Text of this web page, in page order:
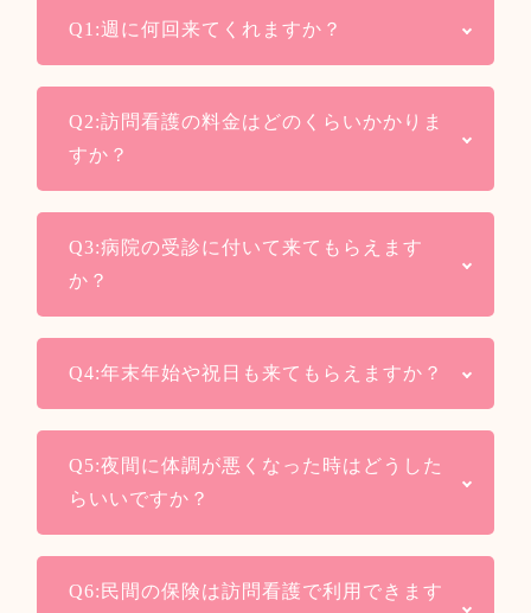
Q1:週に何回来てくれますか？
A：医療保険では基本的には週3回となってい
ます。
利用者様の状態や疾患によっては、制限な
く訪問できる場合があります。
よって、訪問できる回数が異なるためケア
マネージャーさんと相談して、訪問回数を
決めます。
Q2:訪問看護の料金はどのくらいかかりま
すか？
A：保険の負担割合や限度額認定によって料
金は人それぞれです。
看護師から説明させて頂きますので、お気
軽にお問合せください。
Q3:病院の受診に付いて来てもらえます
か？
A：訪問看護は受診同行は行っておりませ
ん。
※車に乗せることも不可となっておりま
しかし、SOY訪問看護ステーション
大野城では自費サービスも用意しているの
で、お気軽にご相談下さい。
Q4:年末年始や祝日も来てもらえますか？
A：訪問が必要な場合には訪問いたします。
ただし、訪問のお時間はご相談させて頂く
場合がございます。
Q5:夜間に体調が悪くなった時はどうした
らいいですか？
A：緊急時の連絡先を契約時にお渡ししてい
るため、そちらへご連絡下さい。
Q6:民間の保険は訪問看護で利用できます